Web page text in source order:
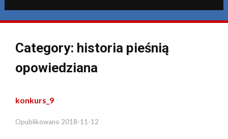
Category: historia pieśnią
opowiedziana
konkurs_9
Opublikowano 2018-11-12